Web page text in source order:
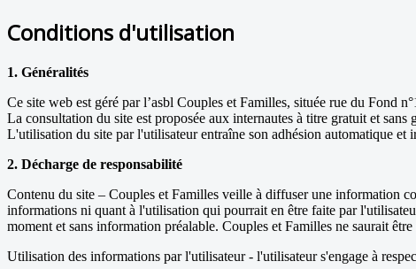
Conditions d'utilisation
1. Généralités
Ce site web est géré par l’asbl Couples et Familles, située rue du Fond
La consultation du site est proposée aux internautes à titre gratuit et sans
L'utilisation du site par l'utilisateur entraîne son adhésion automatique et
2. Décharge de responsabilité
Contenu du site – Couples et Familles veille à diffuser une information
informations ni quant à l'utilisation qui pourrait en être faite par
moment et sans information préalable. Couples et Familles ne saurait
Utilisation des informations par l'utilisateur - l'utilisateur s'engage à